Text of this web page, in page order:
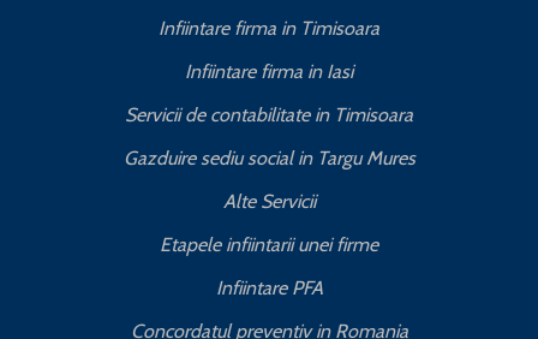
Infiintare firma in Timisoara
Infiintare firma in Iasi
Servicii de contabilitate in Timisoara
Gazduire sediu social in Targu Mures
Alte Servicii
Etapele infiintarii unei firme
Infiintare PFA
Concordatul preventiv in Romania